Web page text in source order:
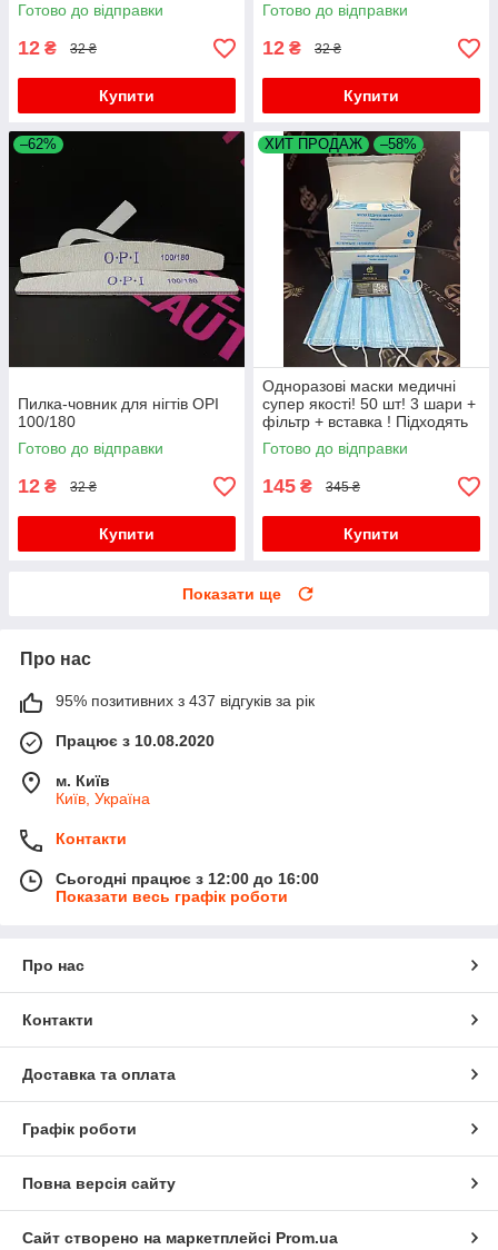
Готово до відправки
12 ₴ 32 ₴
Купити
Готово до відправки
12 ₴ 32 ₴
Купити
–62%
Пилка-човник для нігтів OPI
100/180
Готово до відправки
12 ₴ 32 ₴
Купити
ХИТ ПРОДАЖ –58%
Одноразові маски медичні
супер якості! 50 шт! 3 шари +
фільтр + вставка ! Підходять
дітям для школи!
Готово до відправки
145 ₴ 345 ₴
Купити
Показати ще
Про нас
95% позитивних з 437 відгуків за рік
Працює з 10.08.2020
м. Київ
Київ, Україна
Контакти
Сьогодні працює з 12:00 до 16:00
Показати весь графік роботи
Про нас
Контакти
Доставка та оплата
Графік роботи
Повна версія сайту
Сайт створено на маркетплейсі Prom.ua